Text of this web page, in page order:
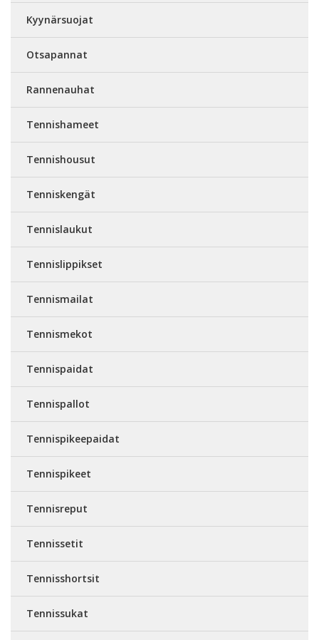
Kyynärsuojat
Otsapannat
Rannenauhat
Tennishameet
Tennishousut
Tenniskengät
Tennislaukut
Tennislippikset
Tennismailat
Tennismekot
Tennispaidat
Tennispallot
Tennispikeepaidat
Tennispikeet
Tennisreput
Tennissetit
Tennisshortsit
Tennissukat